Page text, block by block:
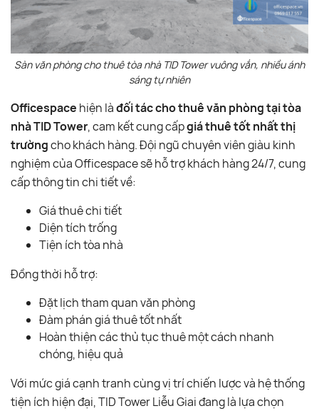
Sàn văn phòng cho thuê tòa nhà TID Tower vuông vắn, nhiều ánh
sáng tự nhiên
Officespace hiện làđối tác cho thuê văn phòng tại tòa
nhà TID Tower, cam kết cung cấpgiá thuê tốt nhất thị
trườngcho khách hàng. Đội ngũ chuyên viên giàu kinh
nghiệm của Officespace sẽ hỗ trợ khách hàng 24/7, cung
cấp thông tin chi tiết về:
Giá thuê chi tiết
Diện tích trống
Tiện ích tòa nhà
Đồng thời hỗ trợ:
Đặt lịch tham quan văn phòng
Đàm phán giá thuê tốt nhất
Hoàn thiện các thủ tục thuê một cách nhanh
chóng, hiệu quả
Với mức giá cạnh tranh cùng vị trí chiến lược và hệ thống
tiện ích hiện đại, TID Tower Liễu Giai đang là lựa chọn